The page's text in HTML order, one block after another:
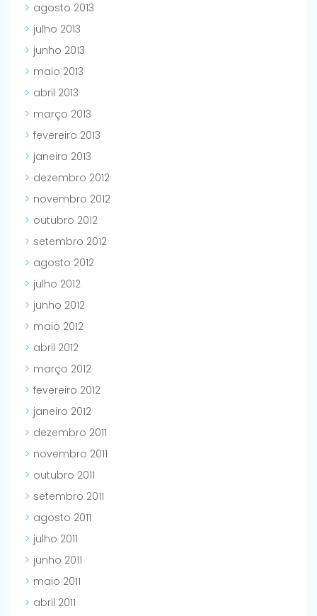
agosto 2013
julho 2013
junho 2013
maio 2013
abril 2013
março 2013
fevereiro 2013
janeiro 2013
dezembro 2012
novembro 2012
outubro 2012
setembro 2012
agosto 2012
julho 2012
junho 2012
maio 2012
abril 2012
março 2012
fevereiro 2012
janeiro 2012
dezembro 2011
novembro 2011
outubro 2011
setembro 2011
agosto 2011
julho 2011
junho 2011
maio 2011
abril 2011